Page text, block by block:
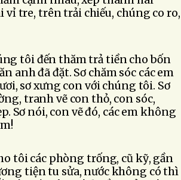
vỉ tre, trên trải chiếu, chúng co ro,
tôi đến thăm trả tiền cho bốn
anh đã đặt. Sơ chăm sóc các em
sơ xưng con với chúng tôi. Sơ
tranh vẽ con thỏ, con sóc,
Sơ nói, con vẽ đó, các em không
tôi các phòng trống, cũ kỹ, gần
tiện tu sửa, nước không có thì